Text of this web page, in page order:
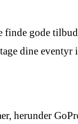
gode tilbud
dine eventyr
herunder